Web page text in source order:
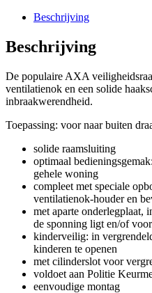
Beschrijving
Beschrijving
De populaire AXA
ventilatienok en een solide
inbraakwerendheid.
Toepassing: voor naar buiten
solide raamsluiting
optimaal
gehele woning
compleet met speciale
ventilatienok-houder en
met aparte onderlegplaat,
de sponning ligt en/of
kinderveilig: in
kinderen te openen
met cilinderslot voor
voldoet aan Politie
eenvoudige montag